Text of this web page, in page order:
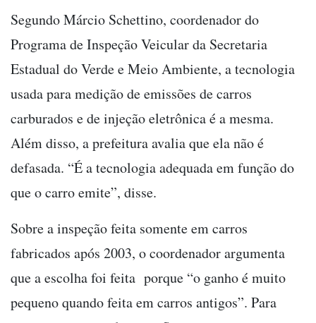
Segundo Márcio Schettino, coordenador do
Programa de Inspeção Veicular da Secretaria
Estadual do Verde e Meio Ambiente, a tecnologia
usada para medição de emissões de carros
carburados e de injeção eletrônica é a mesma.
Além disso, a prefeitura avalia que ela não é
defasada. “É a tecnologia adequada em função do
que o carro emite”, disse.
Sobre a inspeção feita somente em carros
fabricados após 2003, o coordenador argumenta
que a escolha foi feita porque “o ganho é muito
pequeno quando feita em carros antigos”. Para